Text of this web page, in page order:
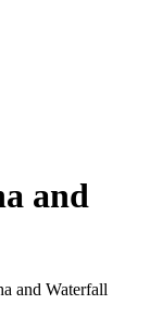
and
and Waterfall